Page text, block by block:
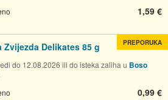
1,59 €
Zvijezda Delikates 85 g
do 12.08.2026 ili do isteka zaliha u Boso
0,99 €
PREPORUKA